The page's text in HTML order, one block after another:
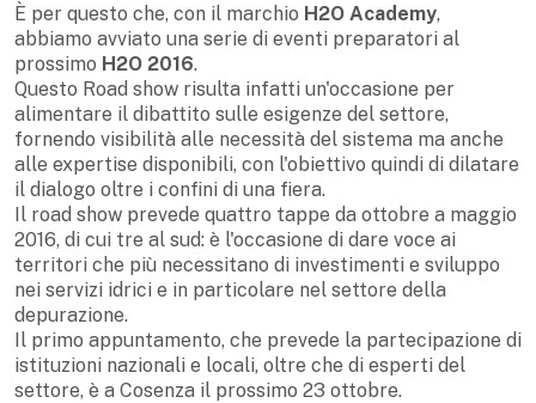
È per questo che, con il marchio H2O Academy,
abbiamo avviato una serie di eventi preparatori al
prossimo H2O 2016.
Questo Road show risulta infatti un'occasione per
alimentare il dibattito sulle esigenze del settore,
fornendo visibilità alle necessità del sistema ma anche
alle expertise disponibili, con l'obiettivo quindi di dilatare
il dialogo oltre i confini di una fiera.
Il road show prevede quattro tappe da ottobre a maggio
2016, di cui tre al sud: è l'occasione di dare voce ai
territori che più necessitano di investimenti e sviluppo
nei servizi idrici e in particolare nel settore della
depurazione.
Il primo appuntamento, che prevede la partecipazione di
istituzioni nazionali e locali, oltre che di esperti del
settore, è a Cosenza il prossimo 23 ottobre.